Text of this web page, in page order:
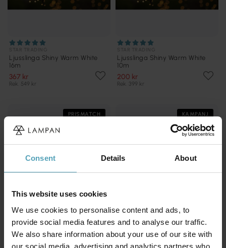
Consent Details About
This website uses cookies
We use cookies to personalise content and ads, to
provide social media features and to analyse our traffic.
We also share information about your use of our site with
our social media, advertising and analytics partners who
Ljusslinga Shiny Warm White
16m
367 kr
Rek. 549 kr
Ljusslinga Shiny Warm White
10m
200 kr
Rek. 399 kr
PRISMATCH KAMPANJ